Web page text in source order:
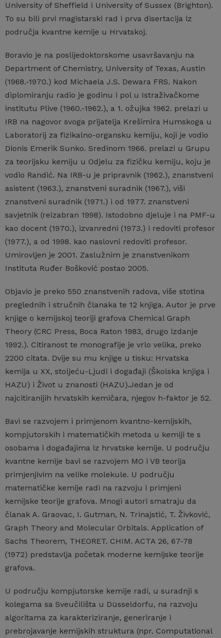
University of Sheffield i University of Sussex (Brighton).
To su bili prvi magistarski rad i prva disertacija iz
područja kvantne kemije u Hrvatskoj.
Boravio je na poslijedoktorskome usavršavanju na
Department of Chemistry, University of Texas, Austin
(1968.-1970.) kod Michaela J.S. Dewara FRS. Nakon
diplomiranju radio je godinu i pol u Istraživačkome
institutu Plive (1960.-1962.), a 1. ožujka 1962. prelazi u
IRB na nagovor svoga prijatelja Krešimira Humskoga u
Laboratorij za fizikalno-organsku kemiju, koji je vodio
Dionis Emerik Sunko. Sredinom 1966. prelazi u Grupu
za teorijsku kemiju u Odjelu za fizičku kemiju, koju je
vodio Randić. Na IRB-u je pripravnik (1962.), znanstveni
asistent (1963.), znanstveni suradnik (1967.), viši
znanstveni suradnik (1971.) i od 1977. znanstveni
savjetnik (reizabran 1998). Istodobno djeluje i na PMF-u
kao docent (1970.), izvanredni (1973.) i redoviti profesor
(1977.), a od 1998. kao naslovni redoviti profesor.
Umirovljen je 2001. Zaslužnim je znanstvenikom
Instituta Ruđer Bošković postao 2005.
Objavio je preko 550 znanstvenih radova, više stotina
preglednih i stručnih članaka te 12 knjiga. Autor je prve
knjige o kemijskoj teoriji grafova Chemical Graph
Theory (CRC Press, Boca Raton 1983, drugo izdanje
1992.). Citiranost te monografije je vrlo velika, preko
2200 citata. Dvije su mu knjige u tisku: Hrvatska
kemija u XX, stoljeću-Ljudi i događaji (Školska knjiga i
HAZU) i Život u znanosti (HAZU).Jedan je od
najcitiranijih hrvatskih kemičara, njegov h-faktor je 52.
Bavi se razvojem i primjenom kvantno-kemijskih,
kompjutorskih i matematičkih metoda u kemiji te s
osobama i događajima iz hrvatske kemije. U području
kvantne kemije bavi se razvojem MO i VB teorija
primjenjivim na velike molekule. U području
matematičke kemije radi na razvoju i primjeni
kemijske teorije grafova. Mnogi autori smatraju da
članak A. Graovac, I. Gutman, N. Trinajstić, T. Živković,
Graph Theory and Molecular Orbitals. Application of
Sachs Theorem, THEORET. CHIM. ACTA 26, 67-78
(1972) predstavlja početak moderne kemijske teorije
grafova.
U području kompjutorske kemije radi, u suradnji s
kolegama sa Sveučilišta u Düsseldorfu, na razvoju
algoritama za karakteriziranje, generiranje i
prebrojavanje kemijskih struktura (npr. Computational